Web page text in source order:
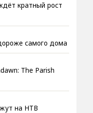
кратный рост
самого дома
The Parish
на НТВ